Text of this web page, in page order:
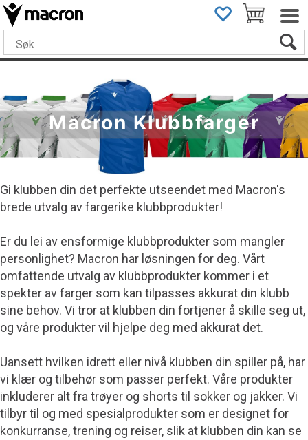
Macron Klubbfarger
Gi klubben din det perfekte utseendet med Macron's
brede utvalg av fargerike klubbprodukter!
Er du lei av ensformige klubbprodukter som mangler
personlighet? Macron har løsningen for deg. Vårt
omfattende utvalg av klubbprodukter kommer i et
spekter av farger som kan tilpasses akkurat din klubb
sine behov. Vi tror at klubben din fortjener å skille seg ut,
og våre produkter vil hjelpe deg med akkurat det.
Uansett hvilken idrett eller nivå klubben din spiller på, har
vi klær og tilbehør som passer perfekt. Våre produkter
inkluderer alt fra trøyer og shorts til sokker og jakker. Vi
tilbyr til og med spesialprodukter som er designet for
konkurranse, trening og reiser, slik at klubben din kan se